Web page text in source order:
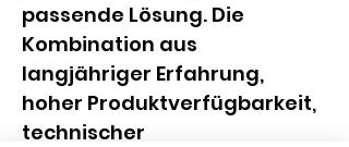
passende Lösung. Die
Kombination aus
langjähriger Erfahrung,
hoher Produktverfügbarkeit,
technischer